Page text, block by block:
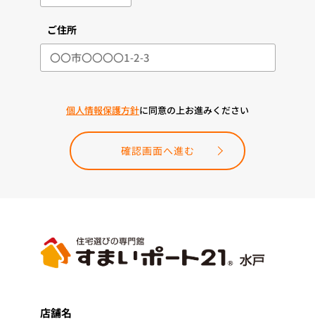
ご住所
個人情報保護方針に同意の上お進みください
確認画面へ進む
店舗名